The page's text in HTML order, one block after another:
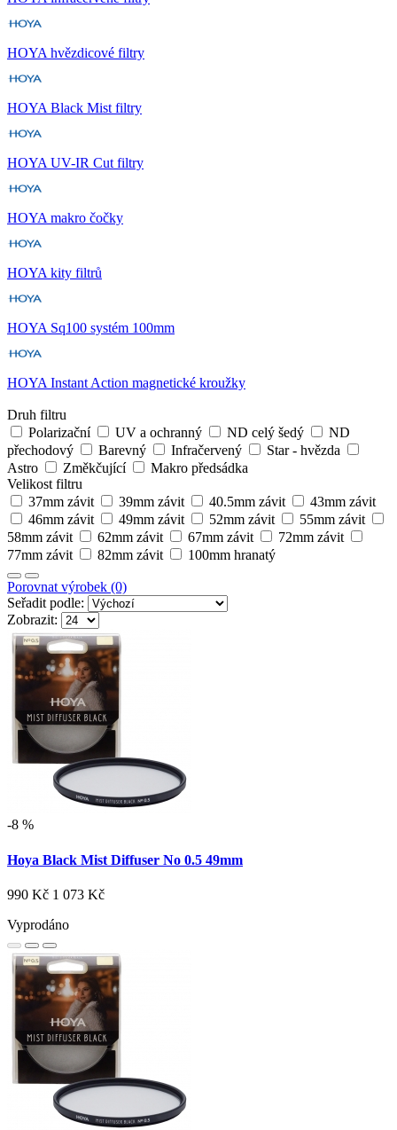
HOYA hvězdicové filtry
HOYA Black Mist filtry
HOYA UV-IR Cut filtry
HOYA makro čočky
HOYA kity filtrů
HOYA Sq100 systém 100mm
HOYA Instant Action magnetické kroužky
Druh filtru
Polarizační
UV a ochranný ND celý šedý
ND
přechodový
Barevný Infračervený
Star - hvězda
Astro
Změkčující
Makro předsádka
Velikost filtru
37mm závit
39mm závit 40.5mm závit
43mm závit
46mm závit
49mm závit 52mm závit
55mm závit
58mm závit
62mm závit 67mm závit
72mm závit
77mm závit
82mm závit 100mm hranatý
Porovnat výrobek (0)
Seřadit podle:
Zobrazit:
-8 %
Hoya Black Mist Diffuser No 0.5 49mm
990 Kč 1 073 Kč
Vyprodáno